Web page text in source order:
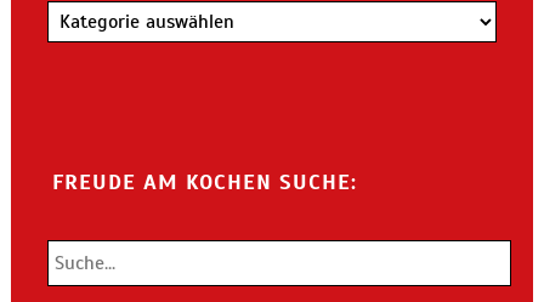
Kategorien
FREUDE AM KOCHEN SUCHE: